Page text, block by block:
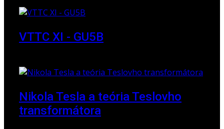
VTTC XI - GU5B
Nikola Tesla a teória Teslovho
transformátora